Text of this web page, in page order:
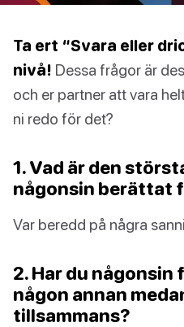
Ta ert “Svara eller
nivå! Dessa frågor är
och er partner att vara
ni redo för det?
1. Vad är den
någonsin berättat
Var beredd på några
2. Har du
någon annan
tillsammans?